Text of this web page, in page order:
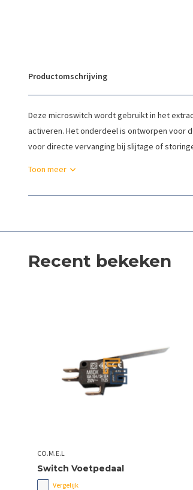
Productomschrijving
Deze microswitch wordt gebruikt in het
activeren. Het onderdeel is ontworpen voor
voor directe vervanging bij slijtage of
Toon meer
Recent bekeken
CO.M.E.L
Switch Voetpedaal
Vergelijk